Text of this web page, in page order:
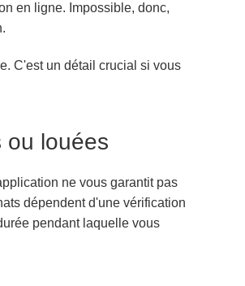
en ligne. Impossible, donc,
C'est un détail crucial si vous
ou louées
ne vous garantit pas
dépendent d'une vérification
pendant laquelle vous